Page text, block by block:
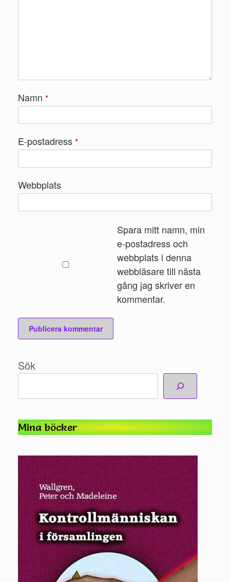
Namn *
E-postadress *
Webbplats
Spara mitt namn, min
e-postadress och
webbplats i denna
webbläsare till nästa
gång jag skriver en
kommentar.
Sök
Mina böcker